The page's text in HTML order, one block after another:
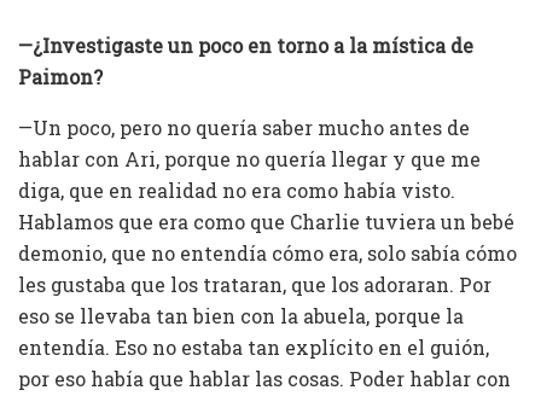
—¿Investigaste un poco en torno a la mística de
Paimon?
—Un poco, pero no quería saber mucho antes de
hablar con Ari, porque no quería llegar y que me
diga, que en realidad no era como había visto.
Hablamos que era como que Charlie tuviera un bebé
demonio, que no entendía cómo era, solo sabía cómo
les gustaba que los trataran, que los adoraran. Por
eso se llevaba tan bien con la abuela, porque la
entendía. Eso no estaba tan explícito en el guión,
por eso había que hablar las cosas. Poder hablar con